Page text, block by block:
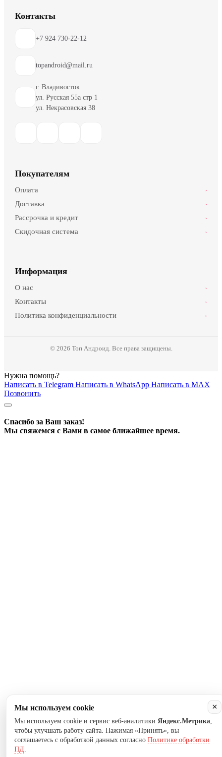
Контакты
+7 924 730-22-12
topandroid@mail.ru
г. Владивосток
ул. Русская 55а стр 1
ул. Некрасовская 38
Покупателям
Оплата ›
Доставка ›
Рассрочка и кредит ›
Скидочная система ›
Информация
О нас ›
Контакты ›
Политика конфиденциальности ›
© 2026 Топ Андроид. Все права защищены.
×
Мы используем cookie
Мы используем cookie и сервис веб-аналитики Яндекс.Метрика,
чтобы улучшать работу сайта. Нажимая «Принять», вы
соглашаетесь с обработкой данных согласно Политике обработки
ПД.
Нужна помощь?
Написать в Telegram Написать в WhatsApp Написать в MAX
Позвонить
Спасибо за Ваш заказ!
Мы свяжемся с Вами в самое ближайшее время.